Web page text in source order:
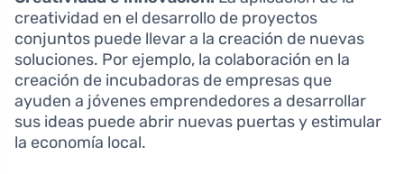
creatividad en el desarrollo de proyectos
conjuntos puede llevar a la creación de nuevas
soluciones. Por ejemplo, la colaboración en la
creación de incubadoras de empresas que
ayuden a jóvenes emprendedores a desarrollar
sus ideas puede abrir nuevas puertas y estimular
la economía local.